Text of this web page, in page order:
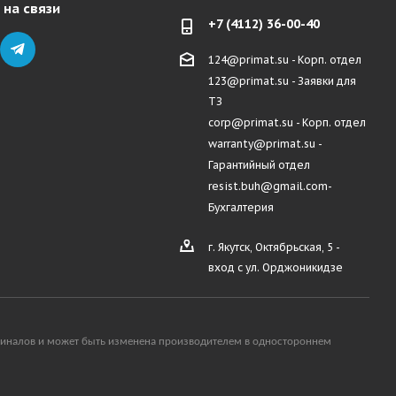
связи
+7 (4112) 36-00-40
124@primat.su - Корп. отдел
123@primat.su - Заявки для
ТЗ
corp@primat.su - Корп. отдел
warranty@primat.su -
Гарантийный отдел
resist.buh@gmail.com-
Бухгалтерия
г. Якутск, Октябрьская, 5 -
вход с ул. Орджоникидзе
и может быть изменена производителем в одностороннем